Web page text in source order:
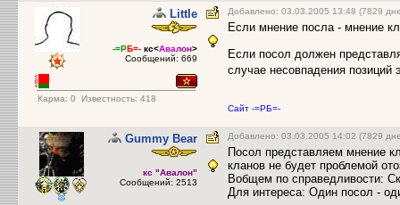
Little
-=РБ=- кс<Авалон>
Сообщений: 669
Карма: 0 Известность: 418
Добавлено: 03.03.2005 13:48 (7829
Если мнение посла - мнение
Если посол должен
случае несовпадения позиций
Сайт -=РБ=-
Gummy Bear
кс "Авалон"
Сообщений: 2513
Добавлено: 03.03.2005 14:02 (7829
Посол представляем мнение
кланов не будет проблемой
Вобщем по справедливости:
Для интереса: Один посол -